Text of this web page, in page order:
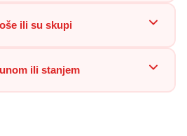
ili su skupi
ili stanjem